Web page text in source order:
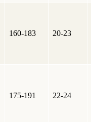
160-183 20-23
175-191 22-24